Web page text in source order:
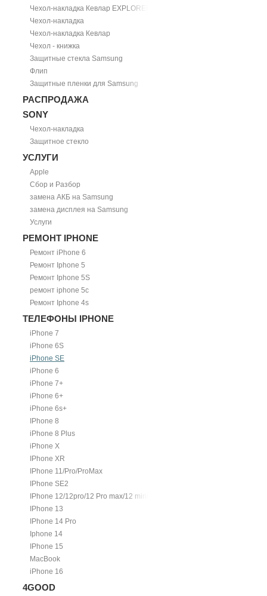
Чехол-накладка Кевлар EXPLORER
Чехол-накладка
Чехол-накладка Кевлар
Чехол - книжка
Защитные стекла Samsung
Флип
Защитные пленки для Samsung
РАСПРОДАЖА
SONY
Чехол-накладка
Защитное стекло
УСЛУГИ
Apple
Сбор и Разбор
замена АКБ на Samsung
замена дисплея на Samsung
Услуги
РЕМОНТ IPHONE
Ремонт iPhone 6
Ремонт Iphone 5
Ремонт Iphone 5S
ремонт iphone 5c
Ремонт Iphone 4s
ТЕЛЕФОНЫ IPHONE
iPhone 7
iPhone 6S
iPhone SE
iPhone 6
iPhone 7+
iPhone 6+
iPhone 6s+
IPhone 8
iPhone 8 Plus
iPhone X
IPhone XR
IPhone 11/Pro/ProMax
IPhone SE2
IPhone 12/12pro/12 Pro max/12 mini.
IPhone 13
IPhone 14 Pro
Iphone 14
IPhone 15
MacBook
iPhone 16
4GOOD